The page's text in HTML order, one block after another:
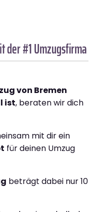
der #1 Umzugsfirma
von Bremen
ist, beraten wir dich
mit dir ein
für deinen Umzug
beträgt dabei nur 10